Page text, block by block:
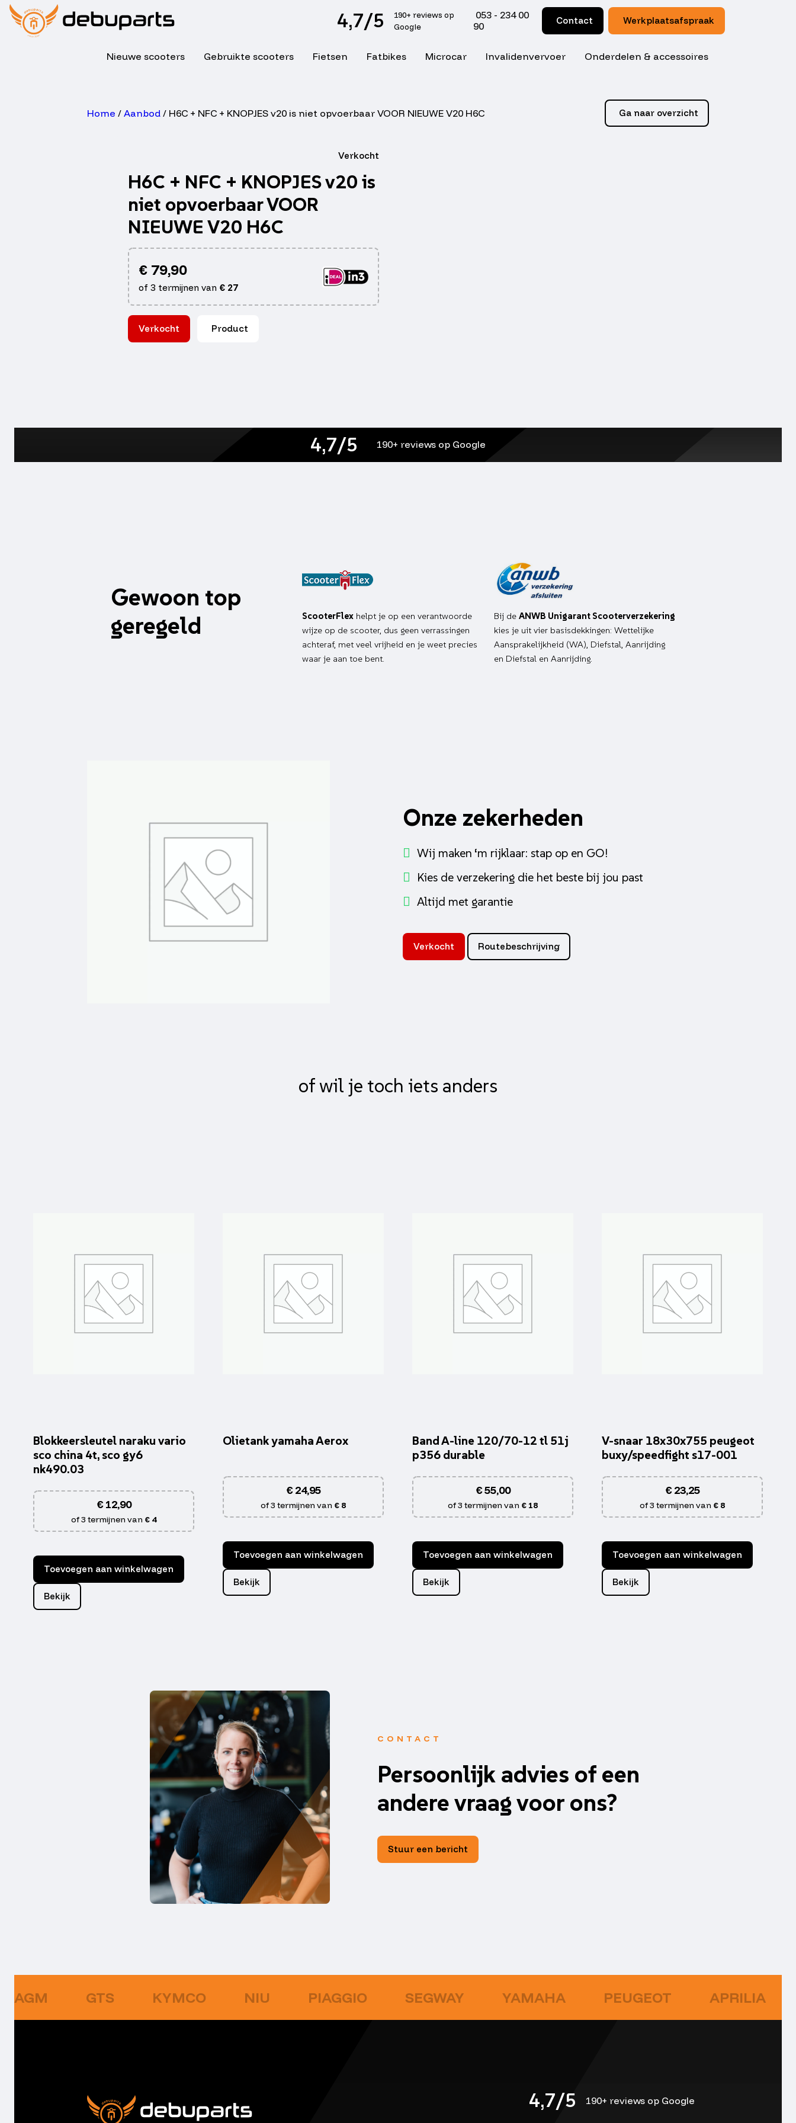
4,7/5
190+ reviews op
Google
053 - 234 00
90
Contact Werkplaatsafspraak
Nieuwe scooters Gebruikte scooters Fietsen Fatbikes Microcar Invalidenvervoer Onderdelen & accessoires
Home / Aanbod/ H6C + NFC + KNOPJES v20 is niet opvoerbaar VOOR NIEUWE V20 H6C Ga naar overzicht
Verkocht
H6C + NFC + KNOPJES v20 is
niet opvoerbaar VOOR
NIEUWE V20 H6C
€79,90
of 3 termijnen van €27
Verkocht Product
4,7/5 190+ reviews op Google
Gewoon top
geregeld
ScooterFlex helpt je op een verantwoorde
wijze op de scooter, dus geen verrassingen
achteraf, met veel vrijheid en je weet precies
waar je aan toe bent.
Bij de ANWB Unigarant Scooterverzekering
kies je uit vier basisdekkingen: Wettelijke
Aansprakelijkheid (WA), Diefstal, Aanrijding
en Diefstal en Aanrijding.
Onze zekerheden
Wij maken ‘m rijklaar: stap op en GO!
Kies de verzekering die het beste bij jou past
Altijd met garantie
Verkocht Routebeschrijving
of wil je toch iets anders
Blokkeersleutel naraku vario
sco china 4t, sco gy6
nk490.03
€12,90
of 3 termijnen van € 4
Toevoegen aan winkelwagen
Bekijk
Olietank yamaha Aerox
€24,95
of 3 termijnen van € 8
Toevoegen aan winkelwagen
Bekijk
Band A-line 120/70-12 tl 51j
p356 durable
€55,00
of 3 termijnen van € 18
Toevoegen aan winkelwagen
Bekijk
V-snaar 18x30x755 peugeot
buxy/speedfight s17-001
€23,25
of 3 termijnen van € 8
Toevoegen aan winkelwagen
Bekijk
CONTACT
Persoonlijk advies of een
andere vraag voor ons?
Stuur een bericht
AGM GTS KYMCO NIU PIAGGIO SEGWAY YAMAHA PEUGEOT APRILIA
4,7/5 190+ reviews op Google